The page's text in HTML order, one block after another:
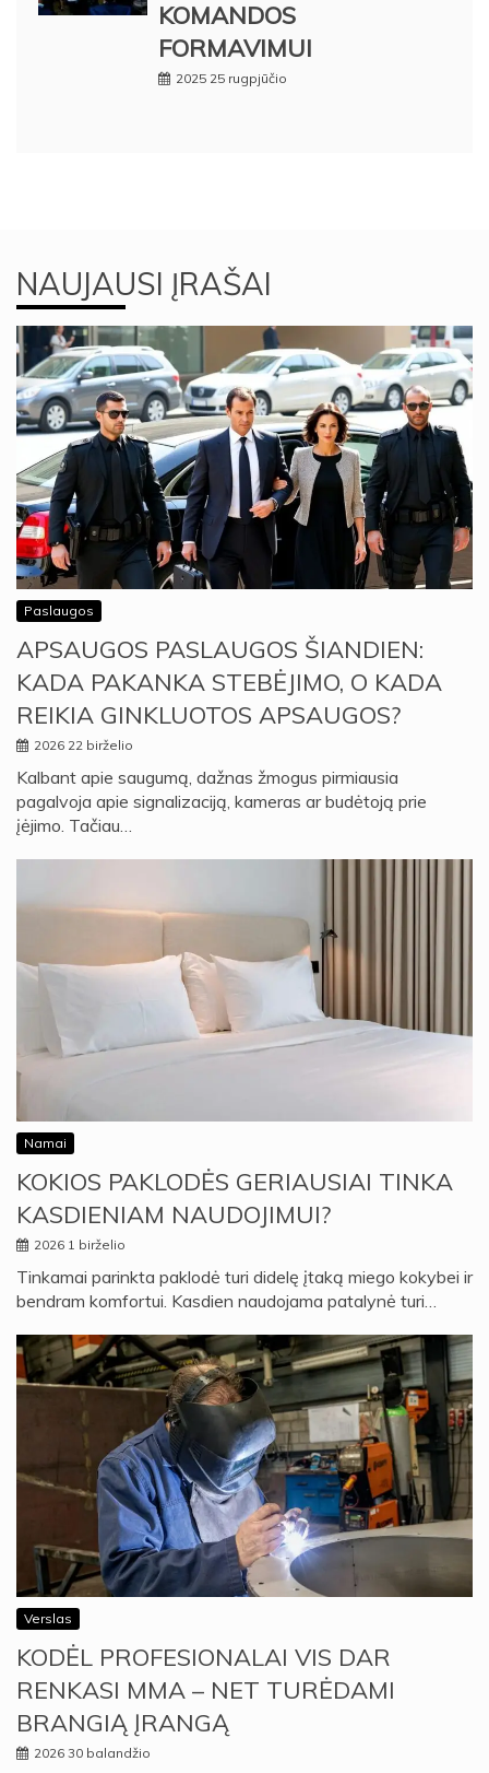
KOMANDOS
FORMAVIMUI
2025 25 rugpjūčio
NAUJAUSI ĮRAŠAI
Paslaugos
APSAUGOS PASLAUGOS ŠIANDIEN:
KADA PAKANKA STEBĖJIMO, O KADA
REIKIA GINKLUOTOS APSAUGOS?
2026 22 birželio
Kalbant apie saugumą, dažnas žmogus pirmiausia
pagalvoja apie signalizaciją, kameras ar budėtoją prie
įėjimo. Tačiau…
Namai
KOKIOS PAKLODĖS GERIAUSIAI TINKA
KASDIENIAM NAUDOJIMUI?
2026 1 birželio
Tinkamai parinkta paklodė turi didelę įtaką miego kokybei ir
bendram komfortui. Kasdien naudojama patalynė turi…
Verslas
KODĖL PROFESIONALAI VIS DAR
RENKASI MMA – NET TURĖDAMI
BRANGIĄ ĮRANGĄ
2026 30 balandžio